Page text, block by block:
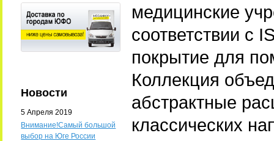
Новости
5 Апреля 2019
Внимание!Самый большой
выбор на Юге России
медицинские
соответствии с
покрытие для
Коллекция
абстрактные
классических